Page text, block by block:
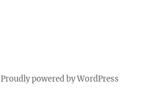
Proudly powered by WordPress